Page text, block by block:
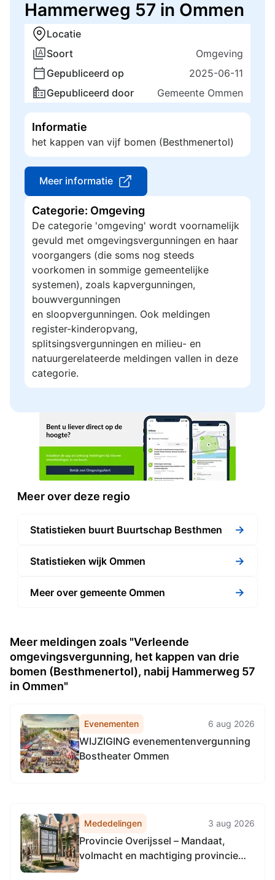
Hammerweg 57 in Ommen
Locatie
Soort
Omgeving
Gepubliceerd op
2025-06-11
Gepubliceerd door
Gemeente Ommen
Informatie
het kappen van vijf bomen (Besthmenertol)
Meer informatie
Categorie: Omgeving
De categorie 'omgeving' wordt voornamelijk
gevuld met omgevingsvergunningen en haar
voorgangers (die soms nog steeds
voorkomen in sommige gemeentelijke
systemen), zoals kapvergunningen,
bouwvergunningen
en sloopvergunningen. Ook meldingen
register-kinderopvang,
splitsingsvergunningen en milieu- en
natuurgerelateerde meldingen vallen in deze
categorie.
Meer over deze regio
Statistieken buurt Buurtschap Besthmen →
Statistieken wijk Ommen →
Meer over gemeente Ommen →
Meer meldingen zoals "Verleende
omgevingsvergunning, het kappen van drie
bomen (Besthmenertol), nabij Hammerweg 57
in Ommen"
Evenementen 6 aug 2026
WIJZIGING evenementenvergunning
Bostheater Ommen
Mededelingen 3 aug 2026
Provincie Overijssel – Mandaat,
volmacht en machtiging provincie